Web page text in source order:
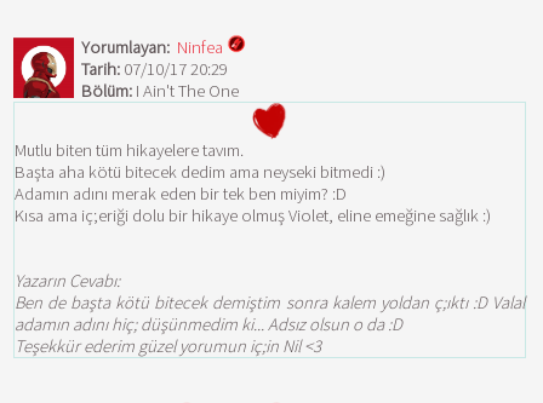
Yorumlayan: Ninfea
Tarih: 07/10/17 20:29
Bölüm: I Ain't The One
Mutlu biten tüm hikayelere tavım.
Başta aha kötü bitecek dedim ama neyseki bitmedi :)
Adamın adını merak eden bir tek ben miyim? :D
Kısa ama iç;eriği dolu bir hikaye olmuş Violet, eline emeğine sağlık :)
Yazarın Cevabı:
Ben de başta kötü bitecek demiştim sonra kalem yoldan ç;ıktı :D Valal
adamın adını hiç; düşünmedim ki... Adsız olsun o da :D
Teşekkür ederim güzel yorumun iç;in Nil <3